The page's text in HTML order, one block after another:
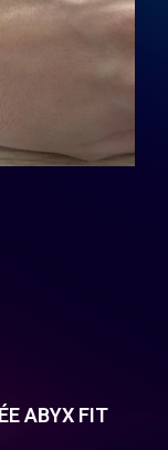
ABYX FIT